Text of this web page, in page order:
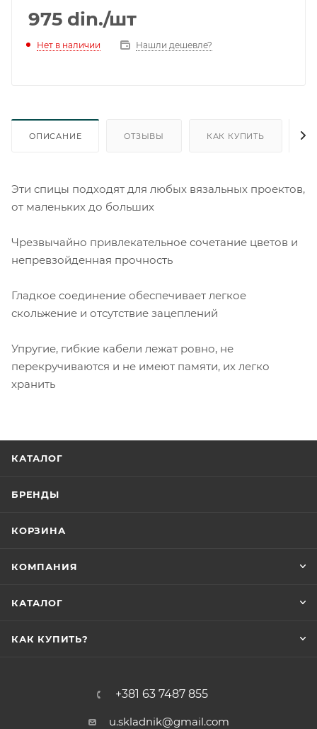
975 din./шт
Нет в наличии Нашли дешевле?
ОПИСАНИЕ ОТЗЫВЫ КАК КУПИТЬ
Эти спицы подходят для любых вязальных проектов,
от маленьких до больших
Чрезвычайно привлекательное сочетание цветов и
непревзойденная прочность
Гладкое соединение обеспечивает легкое
скольжение и отсутствие зацеплений
Упругие, гибкие кабели лежат ровно, не
перекручиваются и не имеют памяти, их легко
хранить
КАТАЛОГ
БРЕНДЫ
КОРЗИНА
КОМПАНИЯ
КАТАЛОГ
КАК КУПИТЬ?
+381 63 7487 855
u.skladnik@gmail.com